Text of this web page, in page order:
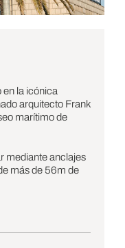
en la icónica
arquitecto Frank
marítimo de
mediante anclajes
más de 56m de